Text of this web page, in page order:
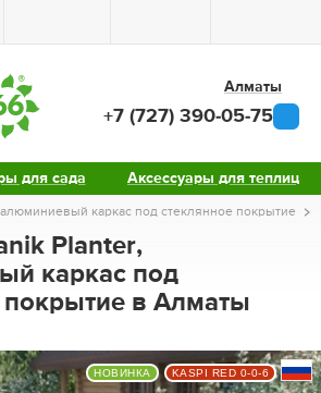
для сада Аксессуары для теплиц
Алматы
+7 (727) 390-05-75
каркас под стеклянное покрытие
Planter,
каркас под
покрытие в Алматы
НОВИНКА KASPI RED 0-0-6